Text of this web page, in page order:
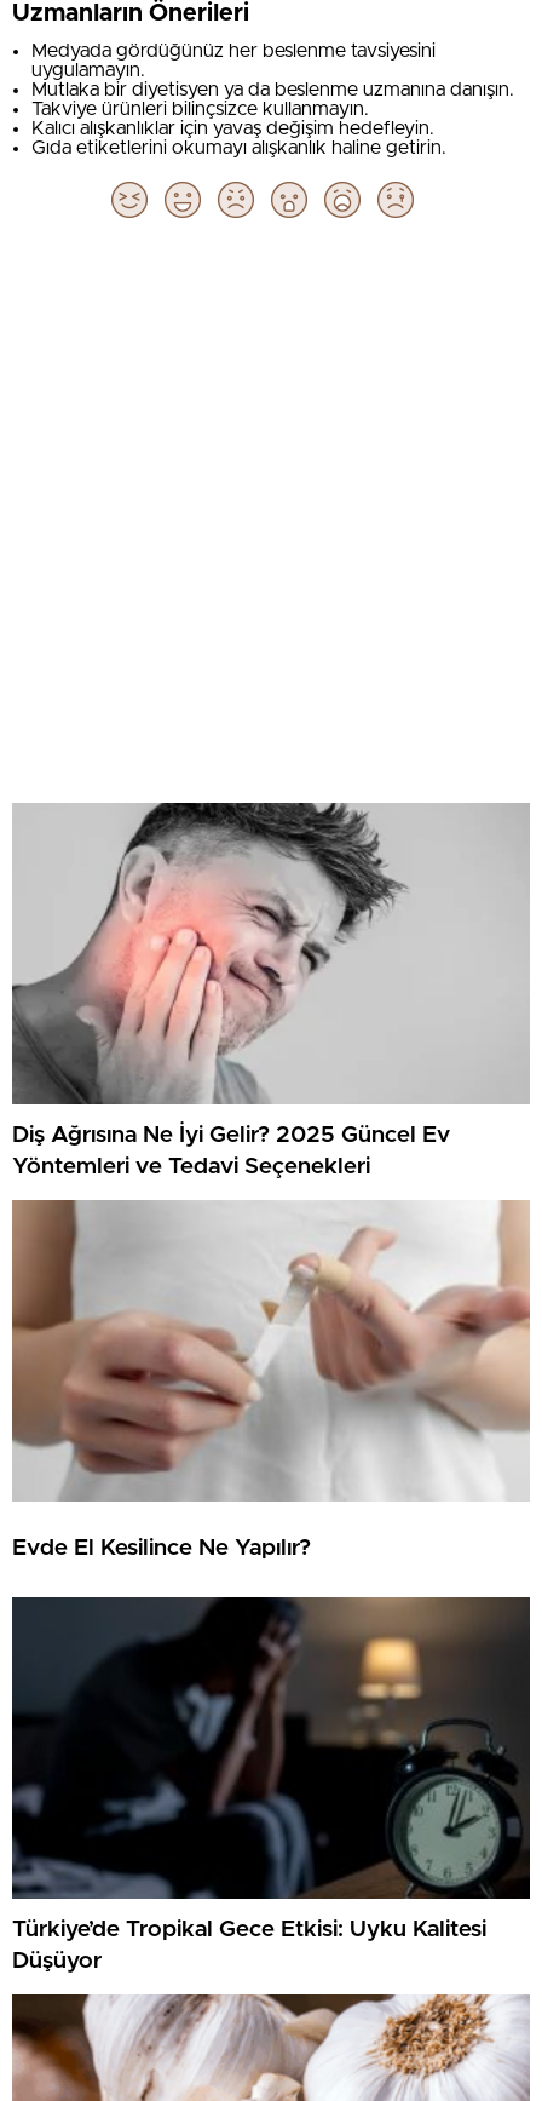
Uzmanların Önerileri
Medyada gördüğünüz her beslenme tavsiyesini
uygulamayın.
Mutlaka bir diyetisyen ya da beslenme uzmanına danışın.
Takviye ürünleri bilinçsizce kullanmayın.
Kalıcı alışkanlıklar için yavaş değişim hedefleyin.
Gıda etiketlerini okumayı alışkanlık haline getirin.
Diş Ağrısına Ne İyi Gelir? 2025 Güncel Ev
Yöntemleri ve Tedavi Seçenekleri
Evde El Kesilince Ne Yapılır?
Türkiye’de Tropikal Gece Etkisi: Uyku Kalitesi
Düşüyor